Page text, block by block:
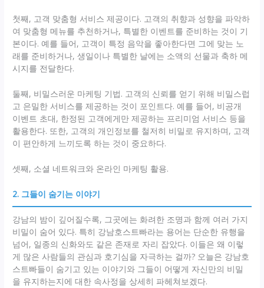
첫째, 고객 맞춤형 서비스 제공이다. 고객의 취향과 성향을 파악하
여 맞춤형 메뉴를 추천하거나, 특별한 이벤트를 준비하는 것이 기
본이다. 예를 들어, 고객이 특정 음악을 좋아한다면 그에 맞는 노
래를 준비하거나, 생일이나 특별한 날에는 소액의 선물과 축하 메
시지를 전달한다.
둘째, 비밀스러운 마케팅 기법. 고객의 신뢰를 얻기 위해 비밀스럽
고 은밀한 서비스를 제공하는 것이 포인트다. 예를 들어, 비공개
이벤트 초대, 한정된 고객에게만 제공하는 프리미엄 서비스 등을
활용한다. 또한, 고객의 개인정보를 철저히 비밀로 유지하며, 고객
이 편안하게 느끼도록 하는 것이 중요하다.
셋째, 소셜 네트워크와 온라인 마케팅 활용.
2. 그들이 숨기는 이야기
강남의 밤이 깊어질수록, 그곳에는 화려한 조명과 함께 여러 가지
비밀이 숨어 있다. 특히 강남호스트빠라는 용어는 단순한 유행을
넘어, 일종의 신화와도 같은 존재로 자리 잡았다. 이들은 왜 이렇
게 많은 사람들의 관심과 호기심을 자극하는 걸까? 오늘은 강남호
스트빠들이 숨기고 있는 이야기와 그들이 어떻게 자신만의 비밀
을 유지하는지에 대한 속사정을 상세히 파헤쳐보겠다.